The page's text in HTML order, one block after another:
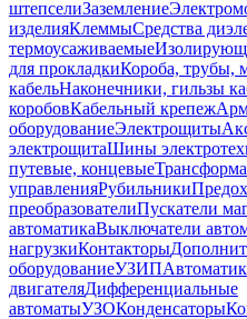
штепселиЗаземление
изделияКлеммыСредства
термоусаживаемые
для прокладкиКороба, трубы,
кабельНаконечники, гильзы
коробовКабельный крепеж
оборудованиеЭлектрощиты
электрощитаШины
путевые, концевые
управленияРубильники
преобразователиПускатели
автоматикаВыключатели
нагрузкиКонтакторы
оборудованиеУЗИП
двигателяДифференциальные
автоматыУЗОКонденсаторы